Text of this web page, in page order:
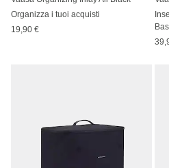
Organizza i tuoi acquisti
19,90 €